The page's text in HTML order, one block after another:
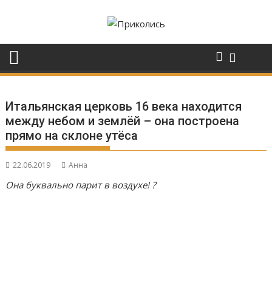
Итальянская церковь 16 века находится
между небом и землёй – она построена
прямо на склоне утёса
22.06.2019 Анна
Она буквально парит в воздухе! ?